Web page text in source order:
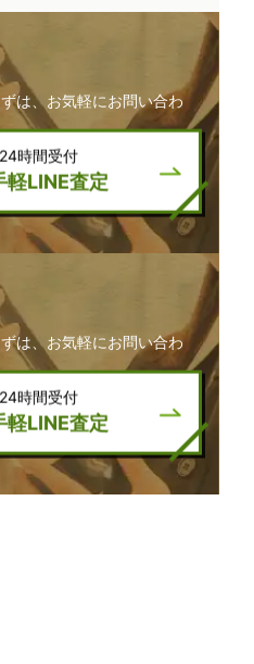
は、お気軽にお問い合わ
24時間受付
軽LINE査定
は、お気軽にお問い合わ
24時間受付
軽LINE査定